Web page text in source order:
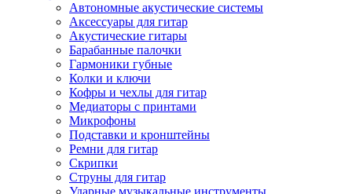
Автономные акустические системы
Аксессуары для гитар
Акустические гитары
Барабанные палочки
Гармоники губные
Колки и ключи
Кофры и чехлы для гитар
Медиаторы с принтами
Микрофоны
Подставки и кронштейны
Ремни для гитар
Скрипки
Струны для гитар
Ударные музыкальные инструменты